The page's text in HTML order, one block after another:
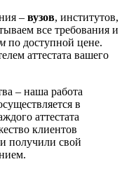
– вузов, институтов,
все требования и
по доступной цене.
аттестата вашего
– наша работа
в
аттестата
клиентов
получили свой